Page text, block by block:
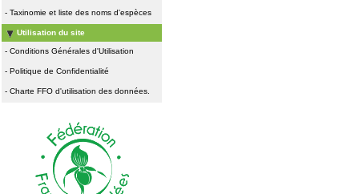
- Taxinomie et liste des noms d'espèces
Utilisation du site
- Conditions Générales d'Utilisation
- Politique de Confidentialité
- Charte FFO d'utilisation des données.